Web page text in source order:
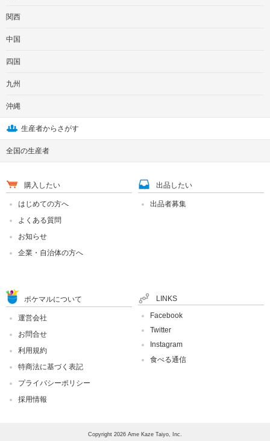
関西
中国
四国
九州
沖縄
生産者からさがす
全国の生産者
購入したい
はじめての方へ
よくある質問
お知らせ
企業・自治体の方へ
出品したい
出品者募集
ポケマルについて
運営会社
お問合せ
利用規約
特商法に基づく表記
プライバシーポリシー
採用情報
LINKS
Facebook
Twitter
Instagram
食べる通信
Copyright 2026 Ame Kaze Taiyo, Inc.